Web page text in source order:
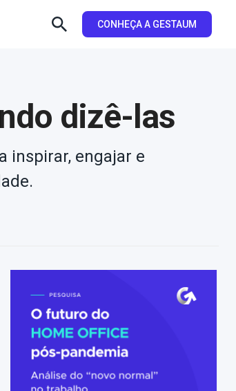
CONHEÇA A GESTAUM
dizê-las
inspirar, engajar e